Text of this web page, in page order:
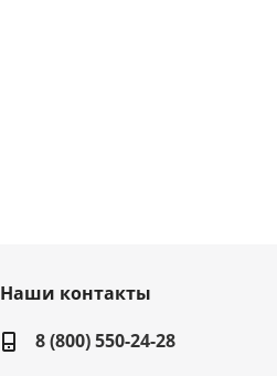
Наши контакты
8 (800) 550-24-28